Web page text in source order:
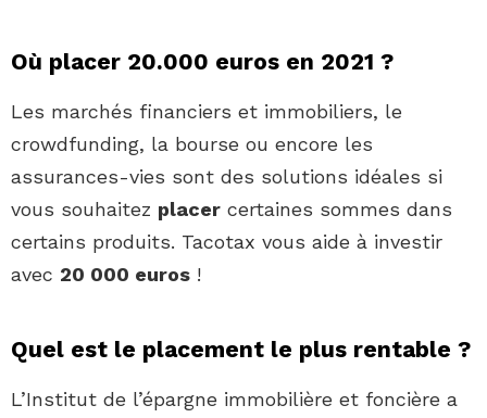
Où placer 20.000 euros en 2021 ?
Les marchés financiers et immobiliers, le
crowdfunding, la bourse ou encore les
assurances-vies sont des solutions idéales si
vous souhaitez placer certaines sommes dans
certains produits. Tacotax vous aide à investir
avec 20 000 euros !
Quel est le placement le plus rentable ?
L’Institut de l’épargne immobilière et foncière a